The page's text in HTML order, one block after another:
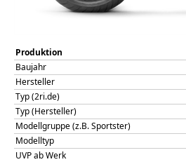
Produktion
Baujahr
Hersteller
Typ (2ri.de)
Typ (Hersteller)
Modellgruppe (z.B. Sportster)
Modelltyp
UVP ab Werk